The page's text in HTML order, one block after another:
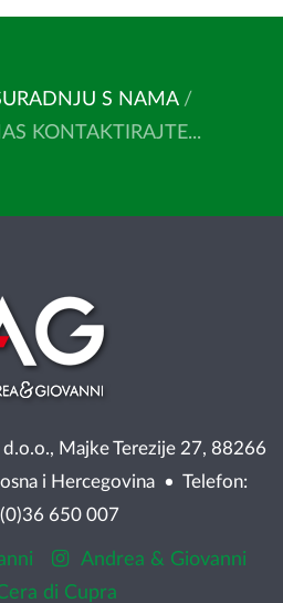
S NAMA /
KONTAKTIRAJTE...
Majke Terezije 27, 88266
i Hercegovina • Telefon:
650 007
Andrea & Giovanni
di Cupra